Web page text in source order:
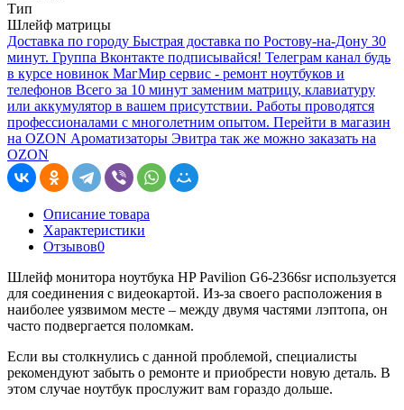
Тип
Шлейф матрицы
Доставка по городу Быстрая доставка по Ростову-на-Дону 30
минут. Группа Вконтакте подписывайся! Телеграм канал будь
в курсе новинок МагМир сервис - ремонт ноутбуков и
телефонов Всего за 10 минут заменим матрицу, клавиатуру
или аккумулятор в вашем присутствии. Работы проводятся
профессионалами с многолетним опытом. Перейти в магазин
на OZON Ароматизаторы Эвитра так же можно заказать на
OZON
Описание товара
Характеристики
Отзывов0
Шлейф монитора ноутбука HP Pavilion G6-2366sr используется
для соединения с видеокартой. Из-за своего расположения в
наиболее уязвимом месте – между двумя частями лэптопа, он
часто подвергается поломкам.
Если вы столкнулись с данной проблемой, специалисты
рекомендуют забыть о ремонте и приобрести новую деталь. В
этом случае ноутбук прослужит вам гораздо дольше.